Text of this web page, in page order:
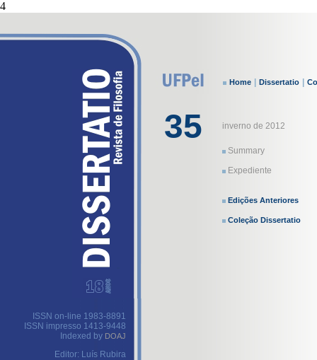
4
ISSN on-line 1983-8891
ISSN impresso 1413-9448
Indexed by DOAJ
Editor: Luís Rubira
Home Dissertatio
35 inverno de 2012
Summary
Expediente
Edições Anteriores
Coleção Dissertatio